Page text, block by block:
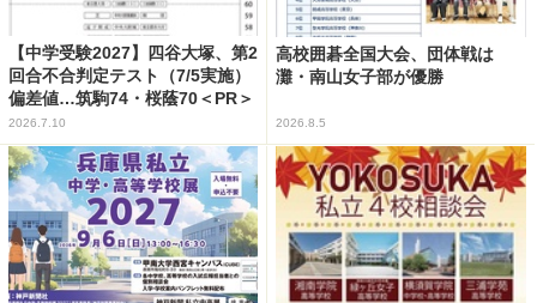
【中学受験2027】四谷大塚、第2
回合不合判定テスト（7/5実施）
偏差値…筑駒74・桜蔭70＜PR＞
2026.7.10
高校囲碁全国大会、団体戦は
灘・南山女子部が優勝
2026.8.5